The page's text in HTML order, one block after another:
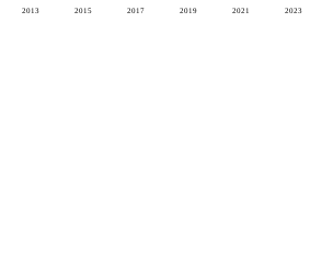
2013 2015 2017 2019 2021 2023